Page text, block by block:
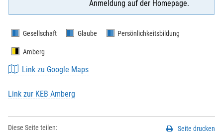
Anmeldung auf der Homepage.
Gesellschaft Glaube Persönlichkeitsbildung
Amberg
Link zu Google Maps
Link zur KEB Amberg
Diese Seite teilen: Seite drucken